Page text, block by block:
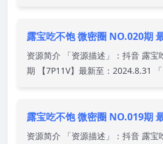
露宝吃不饱 微密圈 NO.020期
资源简介 「资源描述」：抖音 露
期 【7P11V】最新至：2024.8.31
露宝吃不饱 微密圈 NO.019期
资源简介 「资源描述」：抖音 露